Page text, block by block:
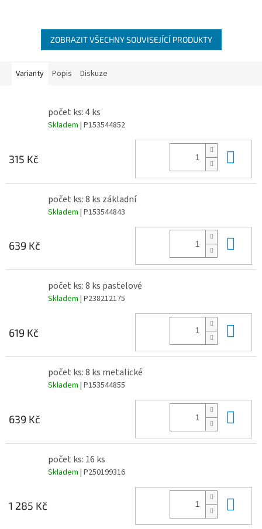
ZOBRAZIT VŠECHNY SOUVISEJÍCÍ PRODUKTY
Varianty Popis Diskuze
počet ks: 4 ks
Skladem | P153544852
315 Kč
počet ks: 8 ks základní
Skladem | P153544843
639 Kč
počet ks: 8 ks pastelové
Skladem | P238212175
619 Kč
počet ks: 8 ks metalické
Skladem | P153544855
639 Kč
počet ks: 16 ks
Skladem | P250199316
1 285 Kč